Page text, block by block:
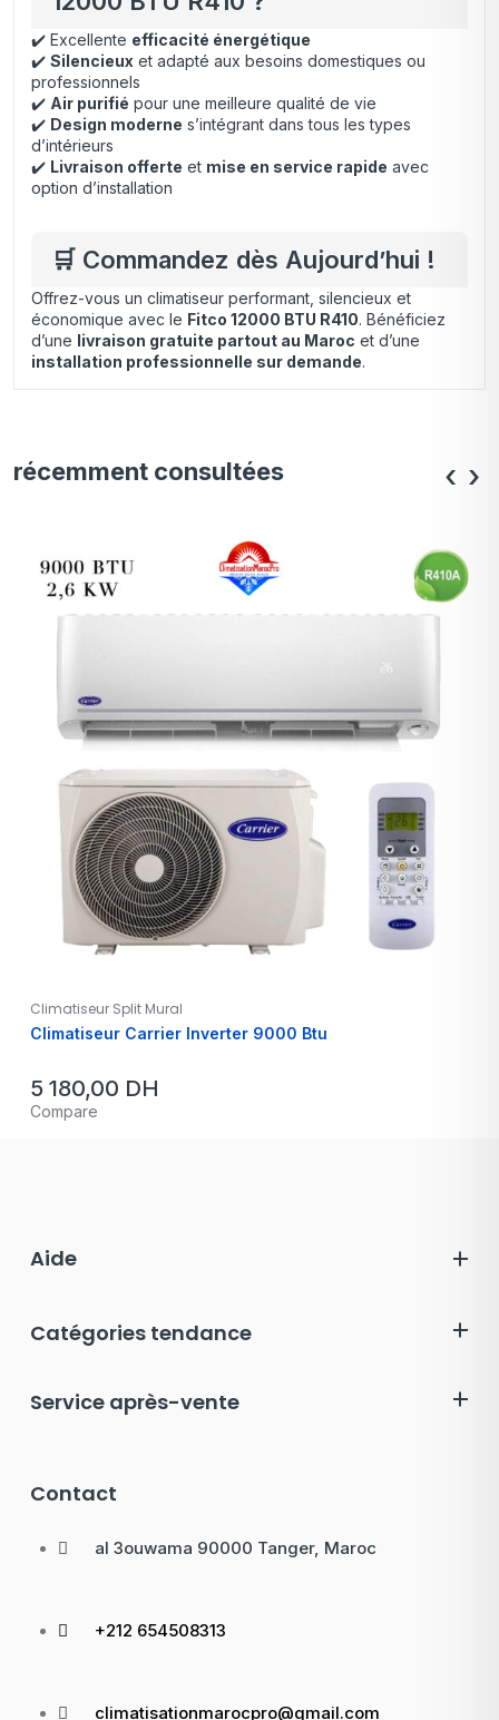
✔️ Excellente efficacité énergétique
✔️ Silencieux et adapté aux besoins domestiques ou
professionnels
✔️ Air purifié pour une meilleure qualité de vie
✔️ Design moderne s’intégrant dans tous les types
d’intérieurs
✔️ Livraison offerte et mise en service rapide avec
option d’installation
🛒 Commandez dès Aujourd’hui !
Offrez-vous un climatiseur performant, silencieux et
économique avec le Fitco 12000 BTU R410. Bénéficiez
d’une livraison gratuite partout au Maroc et d’une
installation professionnelle sur demande.
récemment consultées
Climatiseur Split Mural
Climatiseur Carrier Inverter 9000 Btu
5 180,00 DH
Compare
‹ ›
Aide
Catégories tendance
Service après-vente
Contact
al 3ouwama 90000 Tanger, Maroc
+212 654508313
climatisationmarocpro@gmail.com